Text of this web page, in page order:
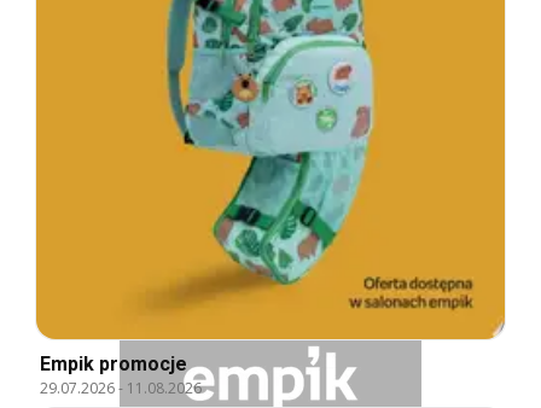
Empik promocje
29.07.2026- 11.08.2026